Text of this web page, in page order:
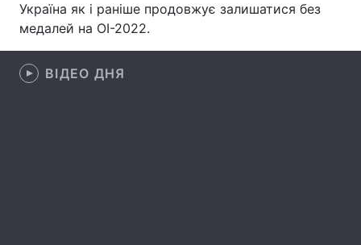
Спорт
Техно і зв'язок
Україна як і раніше продовжує залишатися без
медалей на ОІ-2022.
ВІДЕО ДНЯ